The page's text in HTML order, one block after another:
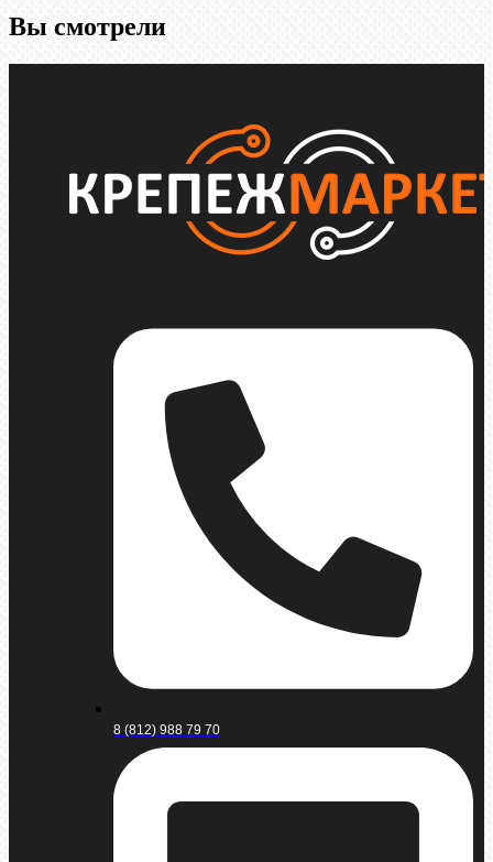
Вы смотрели
8 (812) 988 79 70